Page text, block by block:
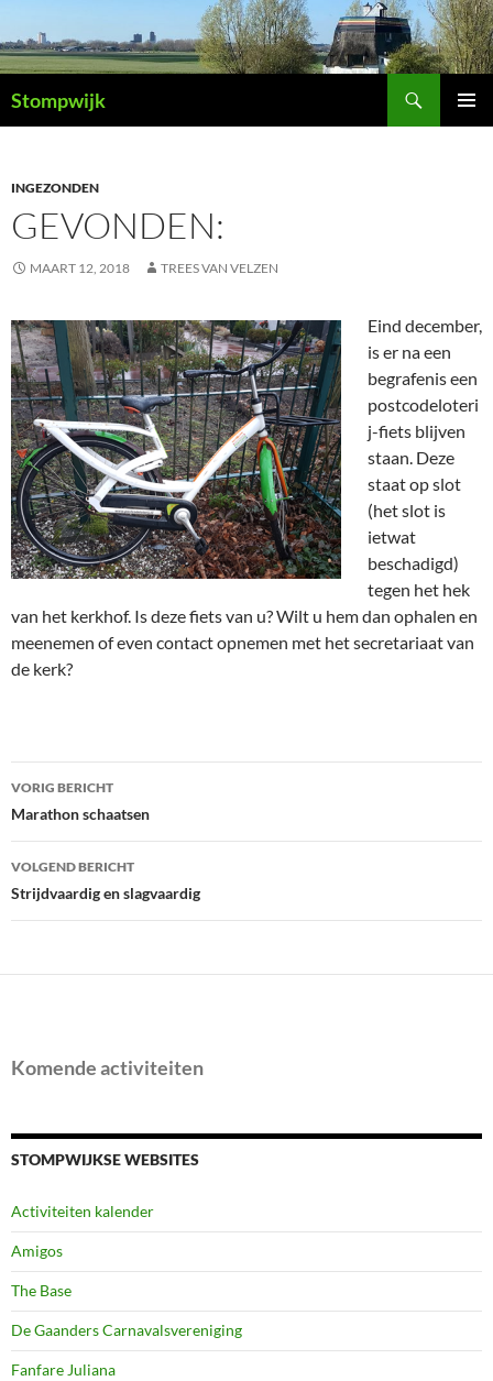
naar
de
inhoud
Stompwijk
INGEZONDEN
GEVONDEN:
MAART 12, 2018 TREES VAN VELZEN
Eind december,
is er na een
begrafenis een
postcodeloteri
j-fiets blijven
staan. Deze
staat op slot
(het slot is
ietwat
beschadigd)
tegen het hek
van het kerkhof. Is deze fiets van u? Wilt u hem dan ophalen en
meenemen of even contact opnemen met het secretariaat van
de kerk?
Bericht
navigatie
VORIG BERICHT
Marathon schaatsen
VOLGEND BERICHT
Strijdvaardig en slagvaardig
Komende activiteiten
STOMPWIJKSE WEBSITES
Activiteiten kalender
Amigos
The Base
De Gaanders Carnavalsvereniging
Fanfare Juliana